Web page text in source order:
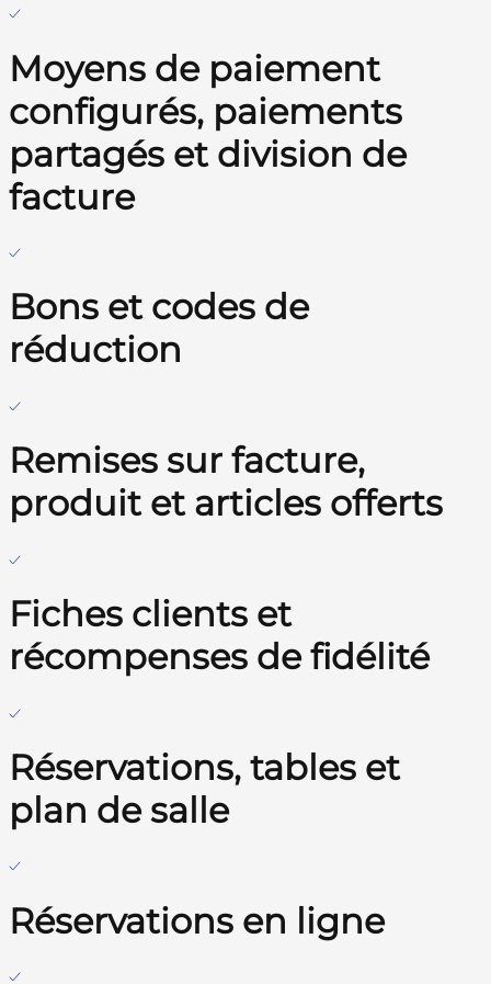
Moyens de paiement
configurés, paiements
partagés et division de
facture
Bons et codes de
réduction
Remises sur facture,
produit et articles offerts
Fiches clients et
récompenses de fidélité
Réservations, tables et
plan de salle
Réservations en ligne